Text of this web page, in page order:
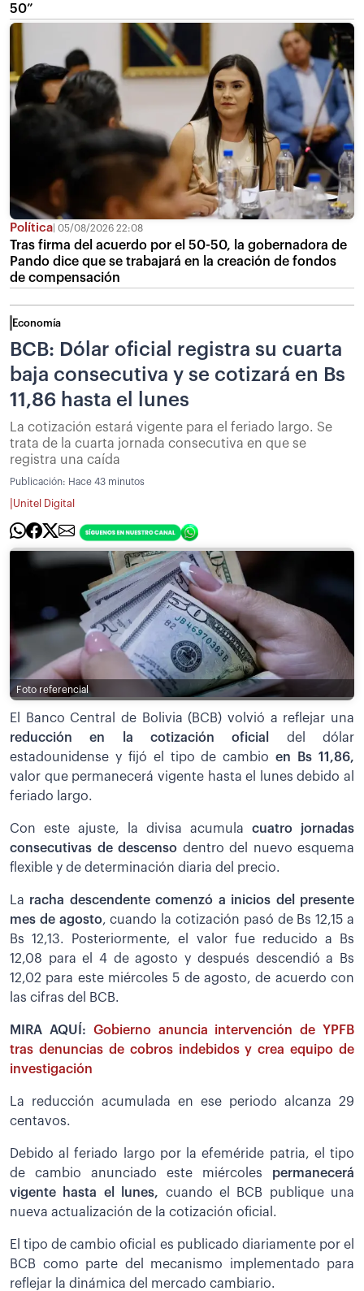
50”
Política 05/08/2026 22:08
Tras firma del acuerdo por el 50-50, la gobernadora de
Pando dice que se trabajará en la creación de fondos
de compensación
Economía
BCB: Dólar oficial registra su cuarta
baja consecutiva y se cotizará en Bs
11,86 hasta el lunes
La cotización estará vigente para el feriado largo. Se
trata de la cuarta jornada consecutiva en que se
registra una caída
Publicación: Hace 43 minutos
Unitel Digital
Foto referencial
El Banco Central de Bolivia (BCB) volvió a reflejar una
reducción en la cotización oficial
del dólar
estadounidense y fijó el tipo de cambio en Bs 11,86,
valor que permanecerá vigente hasta el lunes debido al
feriado largo.
Con este ajuste, la divisa acumula cuatro jornadas
consecutivas de descenso dentro del nuevo esquema
flexible y de determinación diaria del precio.
La racha descendente comenzó a inicios del presente
mes de agosto, cuando la cotización pasó de Bs 12,15 a
Bs 12,13. Posteriormente, el valor fue reducido a Bs
12,08 para el 4 de agosto y después descendió a Bs
12,02 para este miércoles 5 de agosto, de acuerdo con
las cifras del BCB.
MIRA AQUÍ: Gobierno anuncia intervención de YPFB
tras denuncias de cobros indebidos y crea equipo de
investigación
La reducción acumulada en ese periodo alcanza 29
centavos.
Debido al feriado largo por la efeméride patria, el tipo
de cambio anunciado este miércoles permanecerá
vigente hasta el lunes, cuando el BCB publique una
nueva actualización de la cotización oficial.
El tipo de cambio oficial es publicado diariamente por el
BCB como parte del mecanismo implementado para
reflejar la dinámica del mercado cambiario.